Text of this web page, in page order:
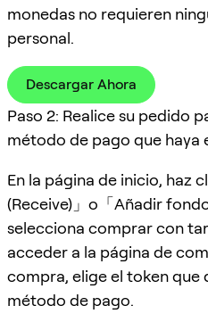
monedas no requieren
personal.
Descargar Ahora
Paso 2: Realice su pedido
método de pago que haya
En la página de inicio, haz
(Receive)」o「Añadir
selecciona comprar con
acceder a la página de
compra, elige el token que
método de pago.